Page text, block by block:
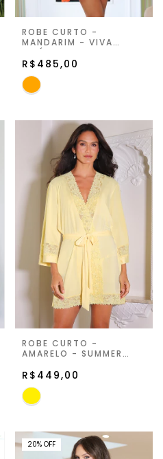
ROBE CURTO -
MANDARIM - VIVA
R$485,00
ROBE CURTO -
AMARELO - SUMMER
R$449,00
20% OFF